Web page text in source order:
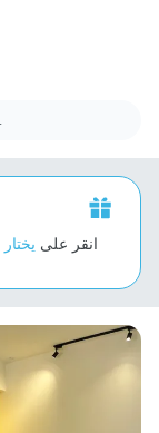
انقر على يختار